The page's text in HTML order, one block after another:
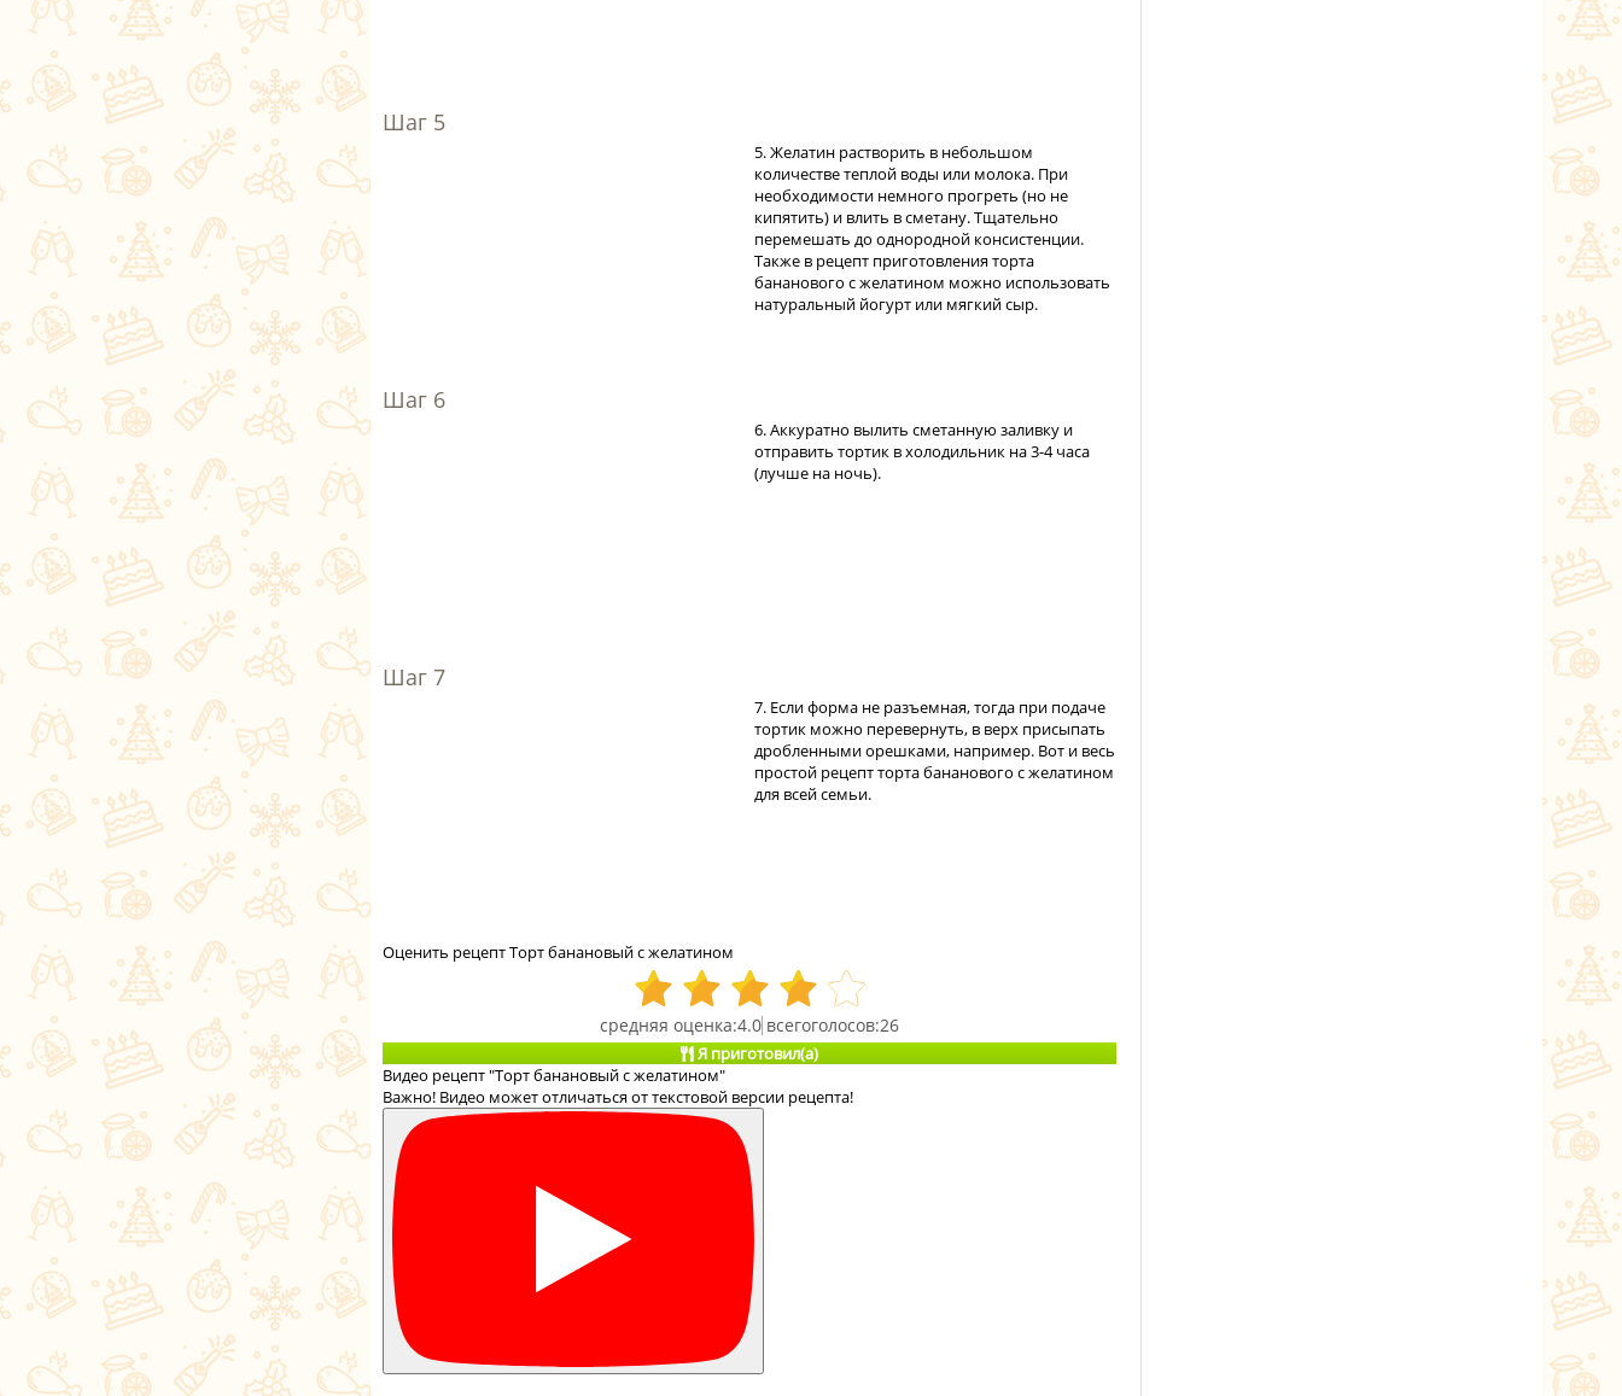
5. Желатин растворить в небольшом
количестве теплой воды или молока. При
необходимости немного прогреть (но не
кипятить) и влить в сметану. Тщательно
перемешать до однородной консистенции.
Также в рецепт приготовления торта
бананового с желатином можно использовать
натуральный йогурт или мягкий сыр.
6. Аккуратно вылить сметанную заливку и
отправить тортик в холодильник на 3-4 часа
(лучше на ночь).
7. Если форма не разъемная, тогда при подаче
тортик можно перевернуть, в верх присыпать
дробленными орешками, например. Вот и весь
простой рецепт торта бананового с желатином
для всей семьи.
Оценить рецепт Торт банановый с желатином
4.0 26
Я приготовил(а)
Видео рецепт "Торт банановый с желатином"
Важно! Видео может отличаться от текстовой версии рецепта!